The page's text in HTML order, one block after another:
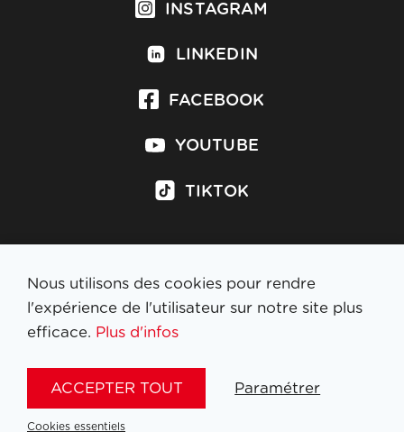
INSTAGRAM
LINKEDIN
FACEBOOK
YOUTUBE
TIKTOK
S'inscrire à la newsletter
Nous utilisons des cookies pour rendre
l'expérience de l'utilisateur sur notre site plus
efficace. Plus d'infos
ACCEPTER TOUT Paramétrer
Cookies essentiels